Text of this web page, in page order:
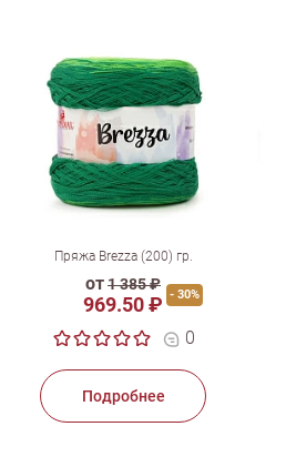
Пряжа Brezza (200) гр.
от1 385 ₽
969.50 ₽ - 30%
0
Подробнее